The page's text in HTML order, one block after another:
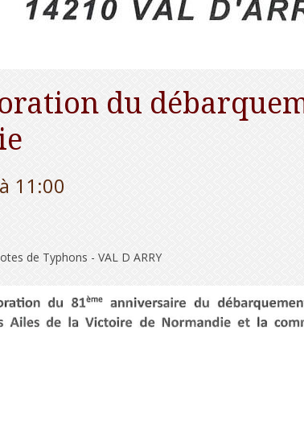
du
à 11:00
de Typhons - VAL D ARRY